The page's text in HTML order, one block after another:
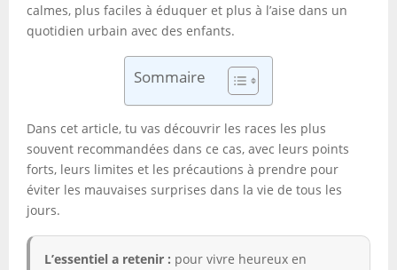
calmes, plus faciles à éduquer et plus à l’aise dans un
quotidien urbain avec des enfants.
Sommaire
Dans cet article, tu vas découvrir les races les plus
souvent recommandées dans ce cas, avec leurs points
forts, leurs limites et les précautions à prendre pour
éviter les mauvaises surprises dans la vie de tous les
jours.
L’essentiel a retenir : pour vivre heureux en